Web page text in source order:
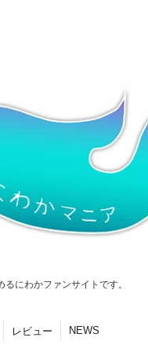
にわかファンサイトです。
レビュー NEWS